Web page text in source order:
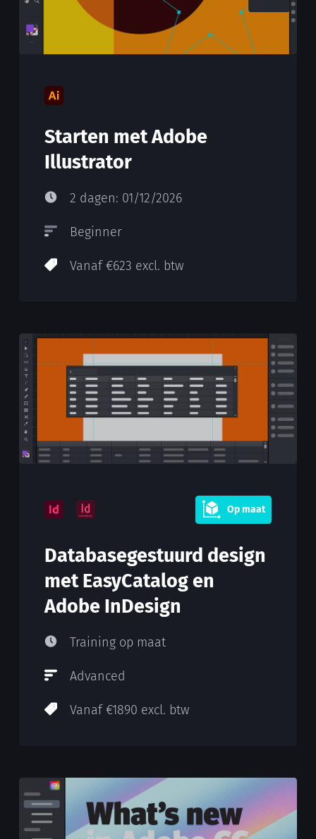
Starten met Adobe
Illustrator
2 dagen: 01/12/2026
Beginner
Vanaf €623 excl. btw
Op maat
Databasegestuurd design
met EasyCatalog en
Adobe InDesign
Training op maat
Advanced
Vanaf €1890 excl. btw